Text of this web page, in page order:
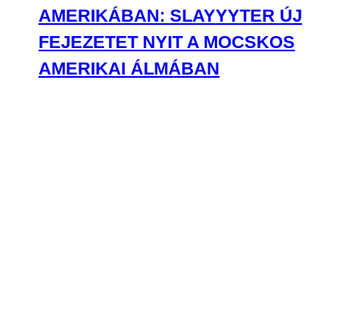
AMERIKÁBAN: SLAYYYTER ÚJ
FEJEZETET NYIT A MOCSKOS
AMERIKAI ÁLMÁBAN